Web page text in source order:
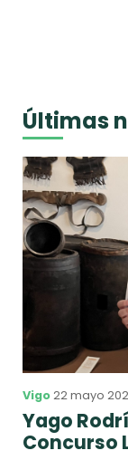
Últimas
Vigo22 mayo
Yago
Concurso